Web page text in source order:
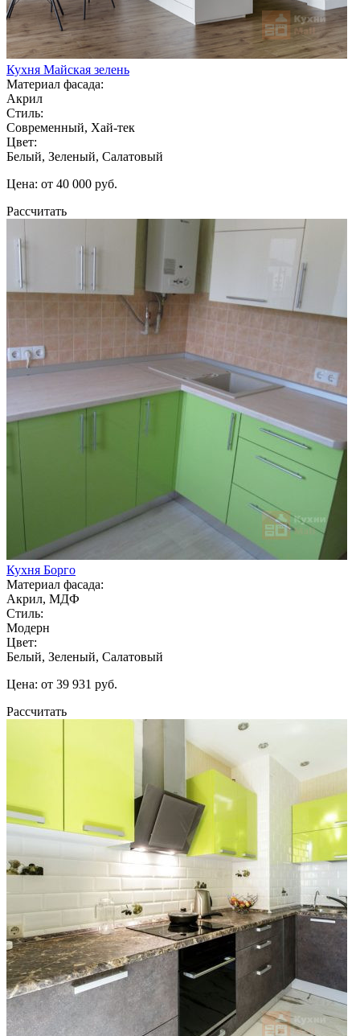
Кухня Майская зелень
Материал фасада:
Акрил
Стиль:
Современный, Хай-тек
Цвет:
Белый, Зеленый, Салатовый
Цена: от 40 000 руб.
Рассчитать
Кухня Борго
Материал фасада:
Акрил, МДФ
Стиль:
Модерн
Цвет:
Белый, Зеленый, Салатовый
Цена: от 39 931 руб.
Рассчитать